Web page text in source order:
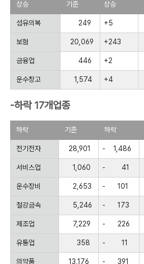
상승 기준 상승
섬유의복 249 +5
보험 20,069 +243
금융업 446 +2
운수창고 1,574 +4
-하락 17개업종
하락 기준 하락
전기전자 28,901 - 1,486
서비스업 1,060 - 41
운수장비 2,653 - 101
철강금속 5,246 - 173
제조업 7,229 - 226
유통업 358 - 11
의약품 13,176 - 391